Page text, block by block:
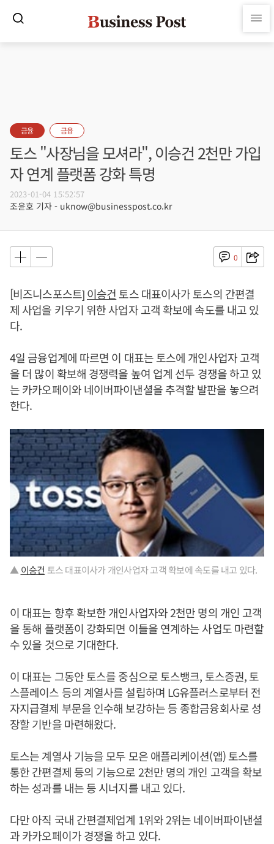
금융 금융
토스 "사장님을 모셔라", 이승건 2천만 가입
자 연계 플랫폼 강화 특명
2023-01-04 15:52:57
조윤호 기자 - uknow@businesspost.co.kr
0
[비즈니스포스트]이승건 토스 대표이사가 토스의 간편결
제 사업을 키우기 위한 사업자 고객 확보에 속도를 내고 있
다.
4일 금융업계에 따르면 이 대표는 토스에 개인사업자 고객
을 더 많이 확보해 경쟁력을 높여 업계 선두 경쟁을 하고 있
는 카카오페이와 네이버파이낸셜을 추격할 발판을 놓으려
한다.
▲ 이승건 토스 대표이사가 개인사업자 고객 확보에 속도를 내고 있다.
이 대표는 향후 확보한 개인사업자와 2천만 명의 개인 고객
을 통해 플랫폼이 강화되면 이들을 연계하는 사업도 마련할
수 있을 것으로 기대한다.
이 대표는 그동안 토스를 중심으로 토스뱅크, 토스증권, 토
스플레이스 등의 계열사를 설립하며 LG유플러스로부터 전
자지급결제 부문을 인수해 보강하는 등 종합금융회사로 성
장할 기반을 마련해왔다.
토스는 계열사 기능을 모두 모은 애플리케이션(앱) 토스를
통한 간편결제 등의 기능으로 2천만 명의 개인 고객을 확보
하는 성과를 내는 등 시너지를 내고 있다.
다만 아직 국내 간편결제업계 1위와 2위는 네이버파이낸셜
과 카카오페이가 경쟁을 하고 있다.